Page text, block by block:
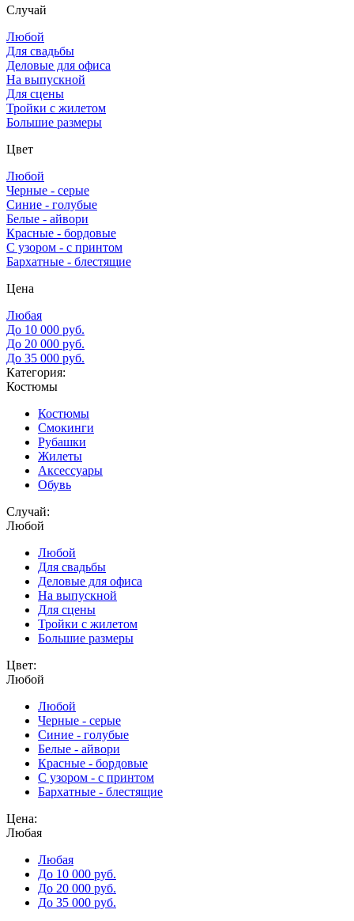
Случай
Любой
Для свадьбы
Деловые для офиса
На выпускной
Для сцены
Тройки с жилетом
Большие размеры
Цвет
Любой
Черные - серые
Синие - голубые
Белые - айвори
Красные - бордовые
С узором - с принтом
Бархатные - блестящие
Цена
Любая
До 10 000 руб.
До 20 000 руб.
До 35 000 руб.
Категория:
Костюмы
Костюмы
Смокинги
Рубашки
Жилеты
Аксессуары
Обувь
Случай:
Любой
Любой
Для свадьбы
Деловые для офиса
На выпускной
Для сцены
Тройки с жилетом
Большие размеры
Цвет:
Любой
Любой
Черные - серые
Синие - голубые
Белые - айвори
Красные - бордовые
С узором - с принтом
Бархатные - блестящие
Цена:
Любая
Любая
До 10 000 руб.
До 20 000 руб.
До 35 000 руб.